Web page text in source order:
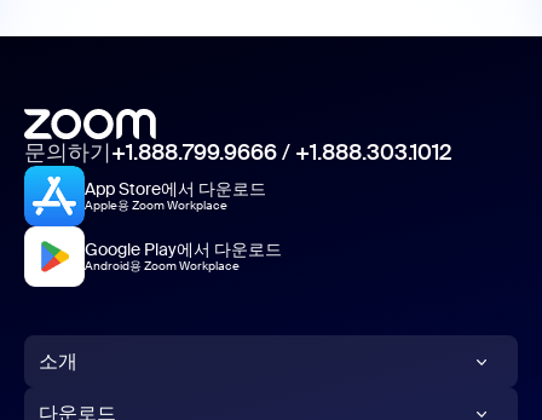
문의하기+1.888.799.9666/ +1.888.303.1012
App Store에서 다운로드
Apple용 Zoom Workplace
Google Play에서 다운로드
Android용 Zoom Workplace
소개
Zoom 블로그
다운로드